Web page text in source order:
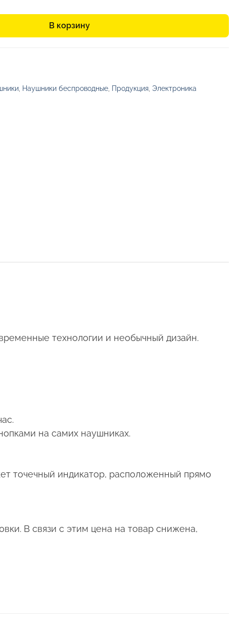
В корзину
Наушники беспроводные Продукция Электроника
технологии и необычный дизайн.
на самих наушниках.
точечный индикатор, расположенный прямо
В связи с этим цена на товар снижена,